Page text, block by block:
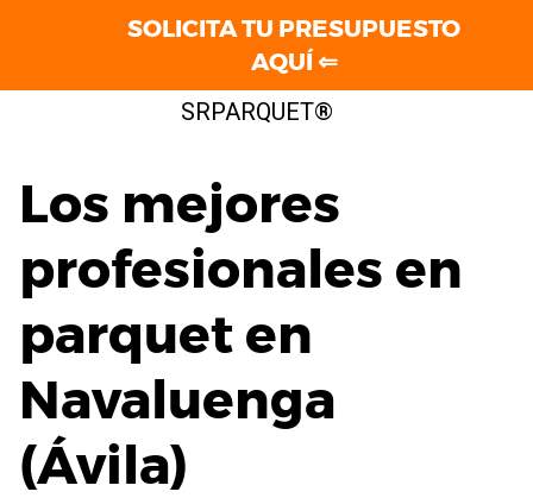
SRPARQUET®
Los mejores
profesionales en
parquet en
Navaluenga
(Ávila)
SOLICITA TU PRESUPUESTO
AQUÍ ⇐